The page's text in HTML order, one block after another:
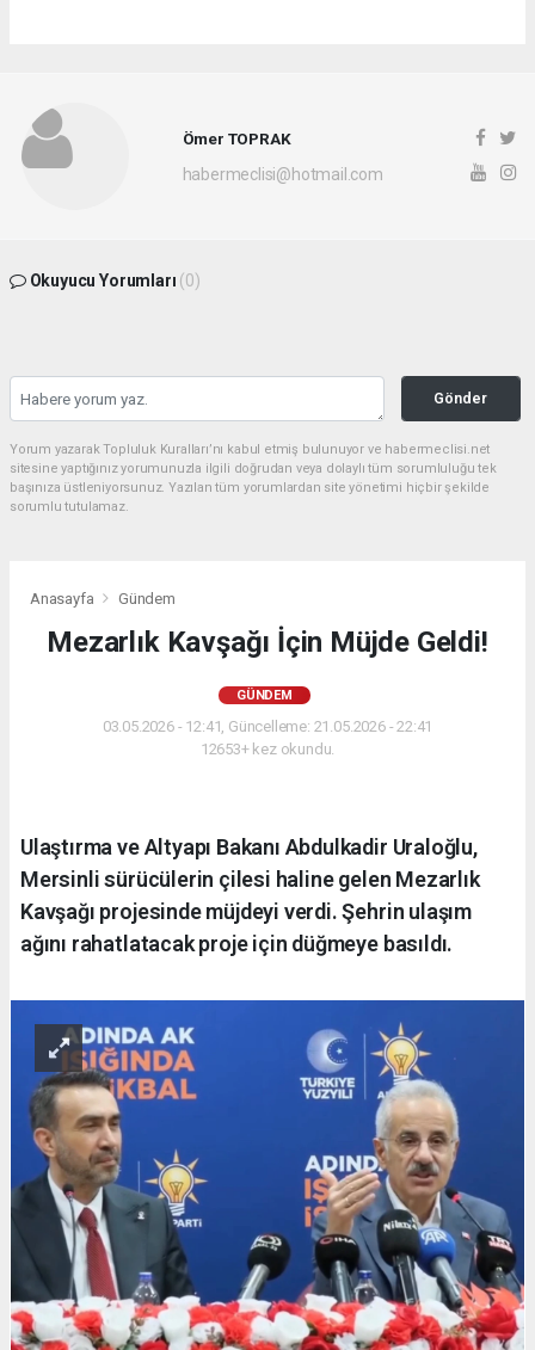
Ömer TOPRAK
habermeclisi@hotmail.com
Okuyucu Yorumları (0)
Gönder
Yorum yazarak Topluluk Kuralları’nı kabul etmiş bulunuyor ve habermeclisi.net
sitesine yaptığınız yorumunuzla ilgili doğrudan veya dolaylı tüm sorumluluğu tek
başınıza üstleniyorsunuz. Yazılan tüm yorumlardan site yönetimi hiçbir şekilde
sorumlu tutulamaz.
Anasayfa Gündem
Mezarlık Kavşağı İçin Müjde Geldi!
GÜNDEM
03.05.2026 - 12:41, Güncelleme: 21.05.2026 - 22:41
12653+ kez okundu.
Ulaştırma ve Altyapı Bakanı Abdulkadir Uraloğlu,
Mersinli sürücülerin çilesi haline gelen Mezarlık
Kavşağı projesinde müjdeyi verdi. Şehrin ulaşım
ağını rahatlatacak proje için düğmeye basıldı.